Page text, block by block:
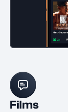
Films